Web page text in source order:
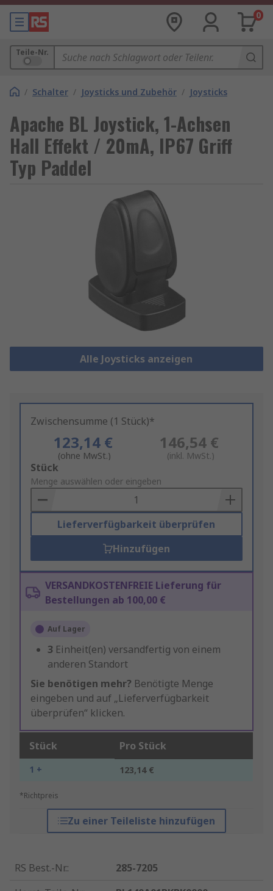
0
Teile-Nr.
/ Schalter / Joysticks und Zubehör / Joysticks
Apache BL Joystick, 1-Achsen
Hall Effekt / 20mA, IP67 Griff
Typ Paddel
Alle Joysticks anzeigen
Zwischensumme (1 Stück)*
123,14 €
(ohne MwSt.)
146,54 €
(inkl. MwSt.)
Add
to
Basket
Stück
Menge auswählen oder eingeben
Lieferverfügbarkeit überprüfen
Hinzufügen
VERSANDKOSTENFREIE Lieferung für
Bestellungen ab 100,00 €
Auf Lager
3 Einheit(en) versandfertig von einem
anderen Standort
Sie benötigen mehr? Benötigte Menge
eingeben und auf „Lieferverfügbarkeit
überprüfen“ klicken.
Stück Pro Stück
1 + 123,14 €
*Richtpreis
Zu einer Teileliste hinzufügen
RS Best.-Nr.:
285-7205